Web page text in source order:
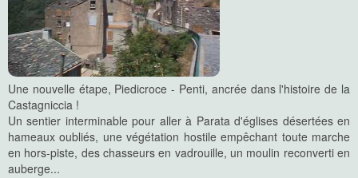
Une nouvelle étape, Piedicroce - Penti, ancrée dans l'histoire de la
Castagniccia !
Un sentier interminable pour aller à Parata d'églises désertées en
hameaux oubliés, une végétation hostile empêchant toute marche
en hors-piste, des chasseurs en vadrouille, un moulin reconverti en
auberge...